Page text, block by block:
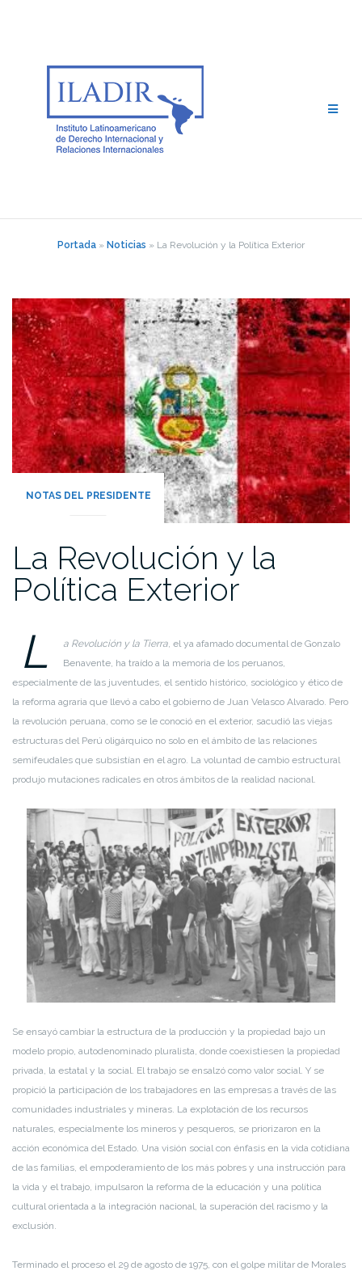
Portada » Noticias » La Revolución y la Política Exterior
NOTAS DEL PRESIDENTE
La Revolución y la
Política Exterior
L a Revolución y la Tierra, el ya afamado documental de Gonzalo
Benavente, ha traído a la memoria de los peruanos,
especialmente de las juventudes, el sentido histórico, sociológico y ético de
la reforma agraria que llevó a cabo el gobierno de Juan Velasco Alvarado. Pero
la revolución peruana, como se le conoció en el exterior, sacudió las viejas
estructuras del Perú oligárquico no solo en el ámbito de las relaciones
semifeudales que subsistían en el agro. La voluntad de cambio estructural
produjo mutaciones radicales en otros ámbitos de la realidad nacional.
Se ensayó cambiar la estructura de la producción y la propiedad bajo un
modelo propio, autodenominado pluralista, donde coexistiesen la propiedad
privada, la estatal y la social. El trabajo se ensalzó como valor social. Y se
propició la participación de los trabajadores en las empresas a través de las
comunidades industriales y mineras. La explotación de los recursos
naturales, especialmente los mineros y pesqueros, se priorizaron en la
acción económica del Estado. Una visión social con énfasis en la vida cotidiana
de las familias, el empoderamiento de los más pobres y una instrucción para
la vida y el trabajo, impulsaron la reforma de la educación y una política
cultural orientada a la integración nacional, la superación del racismo y la
exclusión.
Terminado el proceso el 29 de agosto de 1975, con el golpe militar de Morales